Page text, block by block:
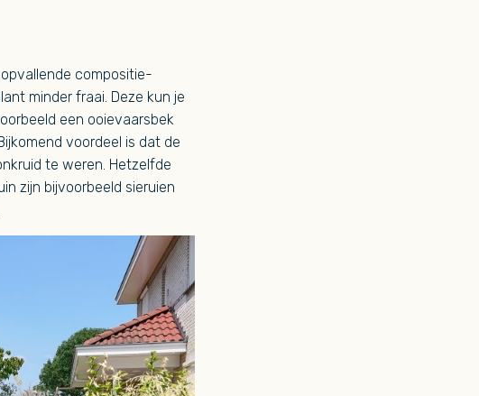
compositie-
minder fraai. Deze kun je
een ooievaarsbek
voordeel is dat de
te weren. Hetzelfde
zijn bijvoorbeeld sieruien